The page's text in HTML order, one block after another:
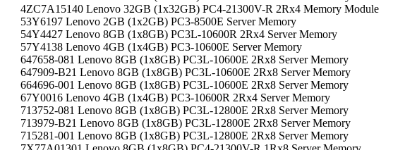
4ZC7A15140 Lenovo 32GB (1x32GB) PC4-21300V-R 2Rx4 Memory Module
53Y6197 Lenovo 2GB (1x2GB) PC3-8500E Server Memory
54Y4427 Lenovo 8GB (1x8GB) PC3L-10600R 2Rx4 Server Memory
57Y4138 Lenovo 4GB (1x4GB) PC3-10600E Server Memory
647658-081 Lenovo 8GB (1x8GB) PC3L-10600E 2Rx8 Server Memory
647909-B21 Lenovo 8GB (1x8GB) PC3L-10600E 2Rx8 Server Memory
664696-001 Lenovo 8GB (1x8GB) PC3L-10600E 2Rx8 Server Memory
67Y0016 Lenovo 4GB (1x4GB) PC3-10600R 2Rx4 Server Memory
713752-081 Lenovo 8GB (1x8GB) PC3L-12800E 2Rx8 Server Memory
713979-B21 Lenovo 8GB (1x8GB) PC3L-12800E 2Rx8 Server Memory
715281-001 Lenovo 8GB (1x8GB) PC3L-12800E 2Rx8 Server Memory